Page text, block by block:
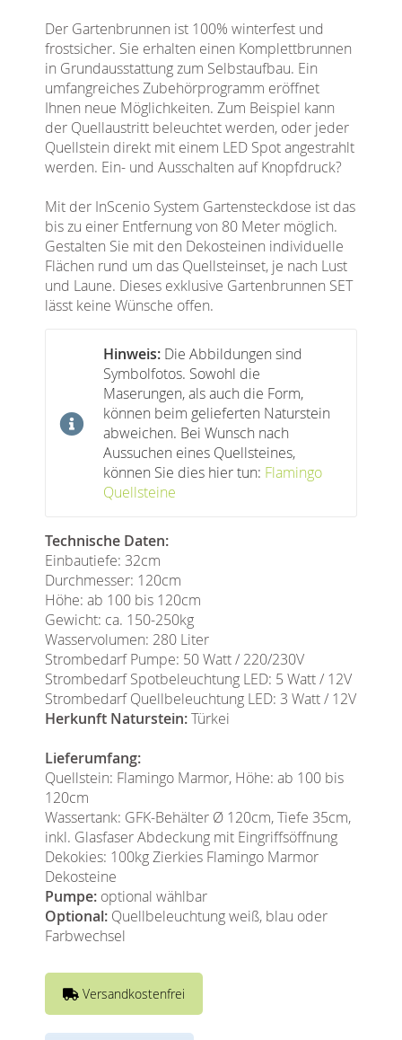
Der Gartenbrunnen ist 100% winterfest und
frostsicher. Sie erhalten einen Komplettbrunnen
in Grundausstattung zum Selbstaufbau. Ein
umfangreiches Zubehörprogramm eröffnet
Ihnen neue Möglichkeiten. Zum Beispiel kann
der Quellaustritt beleuchtet werden, oder jeder
Quellstein direkt mit einem LED Spot angestrahlt
werden. Ein- und Ausschalten auf Knopfdruck?
Mit der InScenio System Gartensteckdose ist das
bis zu einer Entfernung von 80 Meter möglich.
Gestalten Sie mit den Dekosteinen individuelle
Flächen rund um das Quellsteinset, je nach Lust
und Laune. Dieses exklusive Gartenbrunnen SET
lässt keine Wünsche offen.
Hinweis: Die Abbildungen sind
Symbolfotos. Sowohl die
Maserungen, als auch die Form,
können beim gelieferten Naturstein
abweichen. Bei Wunsch nach
Aussuchen eines Quellsteines,
können Sie dies hier tun: Flamingo
Quellsteine
Technische Daten:
Einbautiefe: 32cm
Durchmesser: 120cm
Höhe: ab 100 bis 120cm
Gewicht: ca. 150-250kg
Wasservolumen: 280 Liter
Strombedarf Pumpe: 50 Watt / 220/230V
Strombedarf Spotbeleuchtung LED: 5 Watt / 12V
Strombedarf Quellbeleuchtung LED: 3 Watt / 12V
Herkunft Naturstein:Türkei
Lieferumfang:
Quellstein: Flamingo Marmor, Höhe: ab 100 bis
120cm
Wassertank: GFK-Behälter Ø 120cm, Tiefe 35cm,
inkl. Glasfaser Abdeckung mit Eingriffsöffnung
Dekokies: 100kg Zierkies Flamingo Marmor
Dekosteine
Pumpe: optional wählbar
Optional: Quellbeleuchtung weiß, blau oder
Farbwechsel
Versandkostenfrei